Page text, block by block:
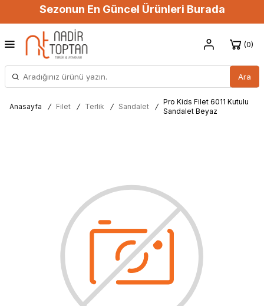
Sezonun En Güncel Ürünleri Burada
Ara
0
Anasayfa / Filet / Terlik / Sandalet /
Pro Kids Filet 6011 Kutulu
Sandalet Beyaz